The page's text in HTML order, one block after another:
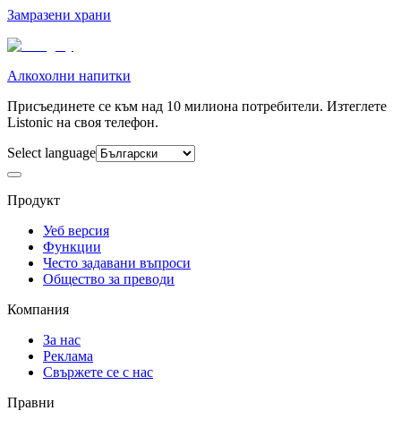
Замразени храни
Алкохолни напитки
Присъединете се към над 10 милиона потребители. Изтеглете
Listonic на своя телефон.
Select language
Продукт
Уеб версия
Функции
Често задавани въпроси
Общество за преводи
Компания
За нас
Реклама
Свържете се с нас
Правни